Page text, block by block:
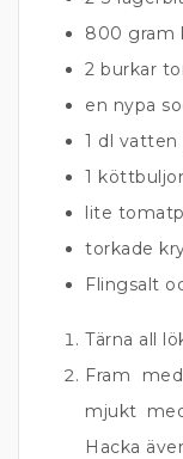
800 gram
2 burkar
en nypa
1 dl
1
lite
torkade
Flingsalt
Tärna all
Fram
mjukt
Hacka